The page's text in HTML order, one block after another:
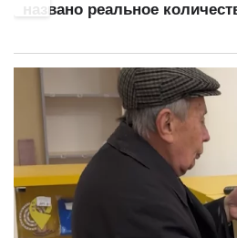
названо реальное